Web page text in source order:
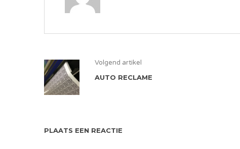
Volgend artikel
AUTO RECLAME
PLAATS EEN REACTIE